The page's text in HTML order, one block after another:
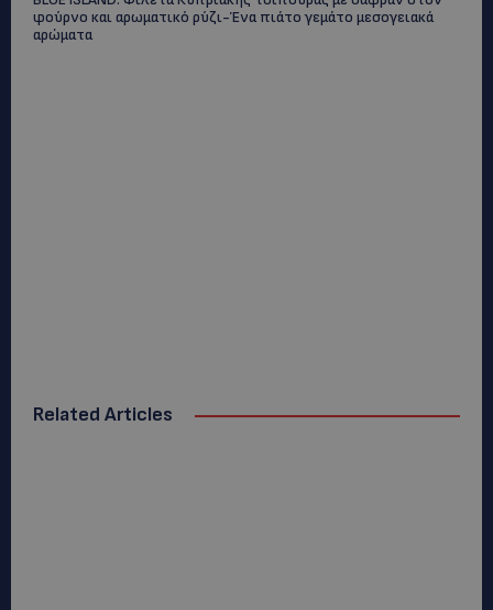
φούρνο και αρωματικό ρύζι-Ένα πιάτο γεμάτο μεσογειακά
αρώματα
Related Articles